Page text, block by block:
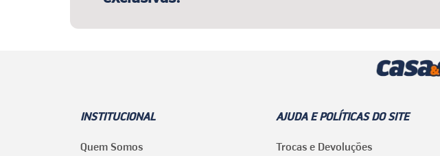
INSTITUCIONAL
Quem Somos
AJUDA E POLÍTICAS DO SITE
Trocas e Devoluções